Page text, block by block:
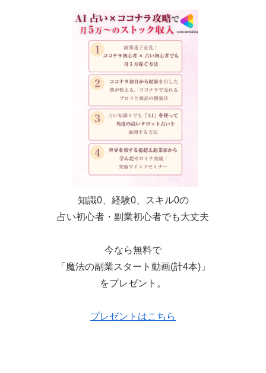
知識0、経験0、スキル0の
占い初心者・副業初心者でも大丈夫
今なら無料で
「魔法の副業スタート動画(計4本)」
をプレゼント。
プレゼントはこちら